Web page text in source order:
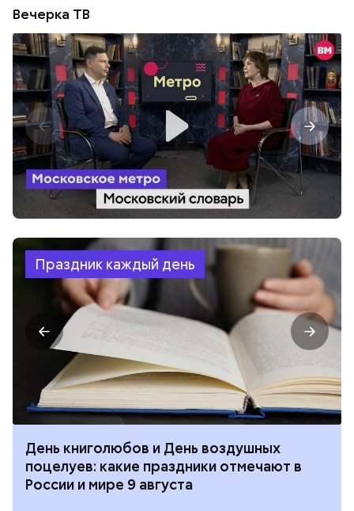
Вечерка ТВ
Праздник каждый день
День книголюбов и День воздушных
поцелуев: какие праздники отмечают в
России и мире 9 августа